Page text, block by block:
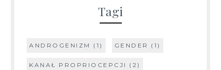
Tagi
ANDROGENIZM (1) GENDER (1)
KANAŁ PROPRIOCEPCJI (2)